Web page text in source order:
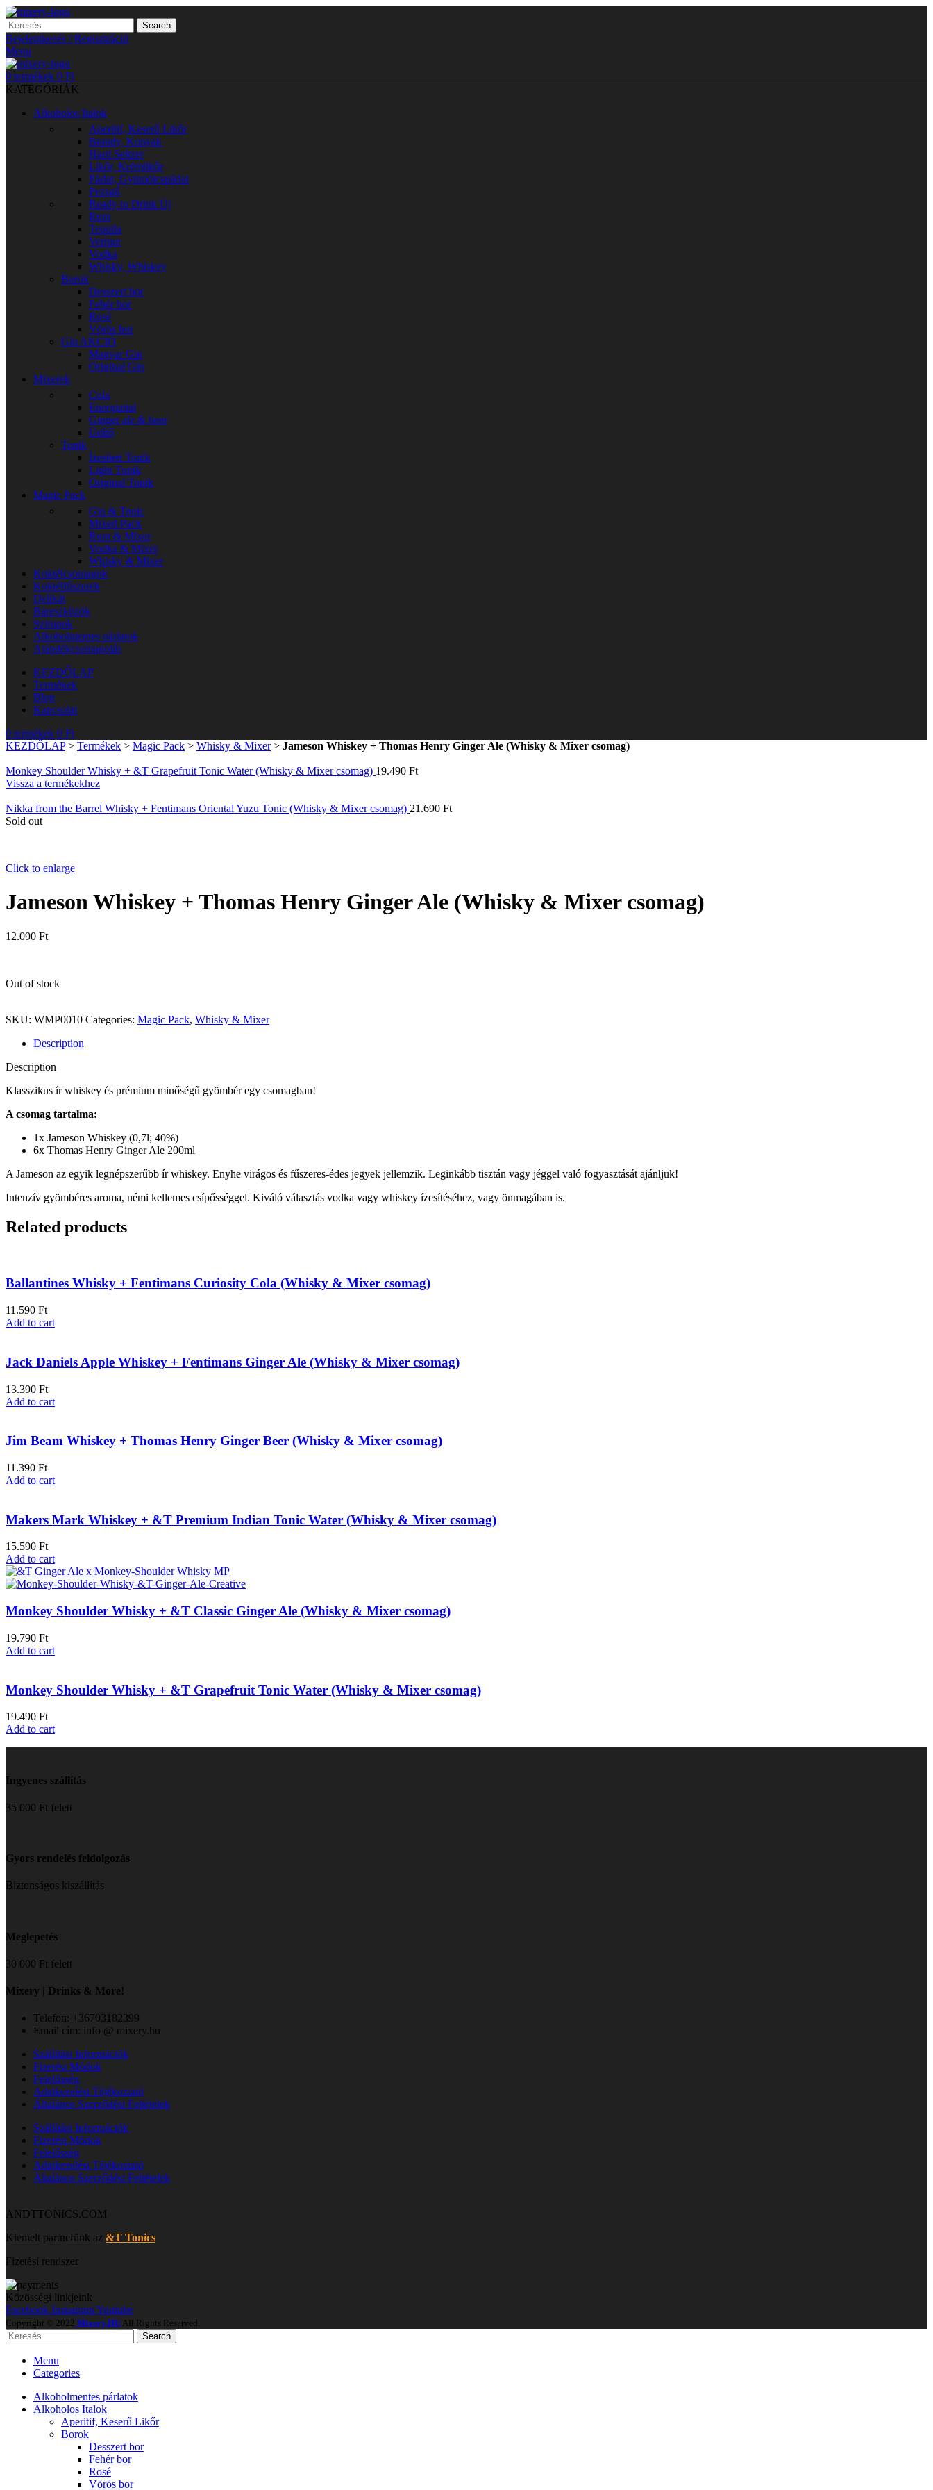
Search
Bejelentkezés / Regisztráció
Menu
0 termékek 0 Ft
KATEGÓRIÁK
Alkoholos Italok
Aperitif, Keserű Likőr
Brandy, Konyak
Hard Seltzer
Likőr, Krémlikőr
Párlat, Gyümölcspárlat
Pezsgő
Ready to Drink Új
Rum
Tequila
Vermut
Vodka
Whisky, Whiskey
Borok
Desszert bor
Fehér bor
Rosé
Vörös bor
Gin AKCIÓ
Magyar Gin
Original Gin
Mixerek
Cola
Energiaital
Ginger ale & beer
Üdítő
Tonik
Ízesített Tonik
Light Tonik
Original Tonik
Magic Pack
Gin & Tonic
Mixed Pack
Rum & Mixer
Vodka & Mixer
Whisky & Mixer
Koktélcsomagok
Koktélfűszerek
Delikát
Báreszközök
Szirupok
Alkoholmentes párlatok
Ajándékcsomagolás
KEZDŐLAP
Termékek
Blog
Kapcsolat
0 termékek 0 Ft
KEZDŐLAP> Termékek > Magic Pack > Whisky & Mixer> Jameson Whiskey + Thomas Henry Ginger Ale (Whisky & Mixer csomag)
Monkey Shoulder Whisky + &T Grapefruit Tonic Water (Whisky & Mixer csomag) 19.490 Ft
Vissza a termékekhez
Nikka from the Barrel Whisky + Fentimans Oriental Yuzu Tonic (Whisky & Mixer csomag) 21.690 Ft
Sold out
Click to enlarge
Jameson Whiskey + Thomas Henry Ginger Ale (Whisky & Mixer csomag)
12.090 Ft
Out of stock
SKU: WMP0010 Categories: Magic Pack, Whisky & Mixer
Description
Description
Klasszikus ír whiskey és prémium minőségű gyömbér egy csomagban!
A csomag tartalma:
1x Jameson Whiskey (0,7l; 40%)
6x Thomas Henry Ginger Ale 200ml
A Jameson az egyik legnépszerűbb ír whiskey. Enyhe virágos és fűszeres-édes jegyek jellemzik. Leginkább tisztán vagy jéggel való fogyasztását ajánljuk!
Intenzív gyömbéres aroma, némi kellemes csípősséggel. Kiváló választás vodka vagy whiskey ízesítéséhez, vagy önmagában is.
Related products
Ballantines Whisky + Fentimans Curiosity Cola (Whisky & Mixer csomag)
11.590 Ft
Add to cart
Jack Daniels Apple Whiskey + Fentimans Ginger Ale (Whisky & Mixer csomag)
13.390 Ft
Add to cart
Jim Beam Whiskey + Thomas Henry Ginger Beer (Whisky & Mixer csomag)
11.390 Ft
Add to cart
Makers Mark Whiskey + &T Premium Indian Tonic Water (Whisky & Mixer csomag)
15.590 Ft
Add to cart
Monkey Shoulder Whisky + &T Classic Ginger Ale (Whisky & Mixer csomag)
19.790 Ft
Add to cart
Monkey Shoulder Whisky + &T Grapefruit Tonic Water (Whisky & Mixer csomag)
19.490 Ft
Add to cart
Ingyenes szállítás
35 000 Ft felett
Gyors rendelés feldolgozás
Biztonságos kiszállítás
Meglepetés
30 000 Ft felett
Mixery | Drinks & More!
Telefon: +36703182399
Email cím: info @ mixery.hu
Szállítási Információk
Fizetési Módok
Felelősség
Adatkezelési Tájékoztató
Általános Szerződési Feltételek
Szállítási Információk
Fizetési Módok
Felelősség
Adatkezelési Tájékoztató
Általános Szerződési Feltételek
ANDTTONICS.COM
Kiemelt partnerünk az &T Tonics
Fizetési rendszer
Közösségi linkjeink
Facebook InstagramYoutube
Copyright © 2022 Mixery.HU All Rights Reserved.
Search
Menu
Categories
Alkoholmentes párlatok
Alkoholos Italok
Aperitif, Keserű Likőr
Borok
Desszert bor
Fehér bor
Rosé
Vörös bor